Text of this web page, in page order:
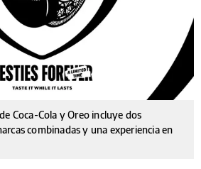
Coca-Cola y Oreo incluye dos
combinadas y una experiencia en